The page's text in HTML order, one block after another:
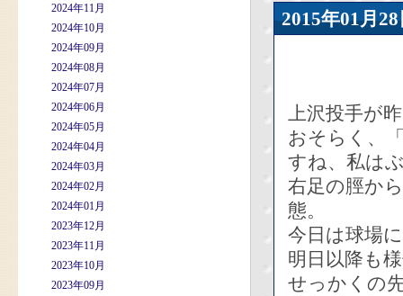
2024年11月
2024年10月
2024年09月
2024年08月
2024年07月
2024年06月
2024年05月
2024年04月
2024年03月
2024年02月
2024年01月
2023年12月
2023年11月
2023年10月
2023年09月
2015年01
上沢投手が
おそらく、
すね、私は
右足の脛か
態。
今日は球場
明日以降も
せっかくの